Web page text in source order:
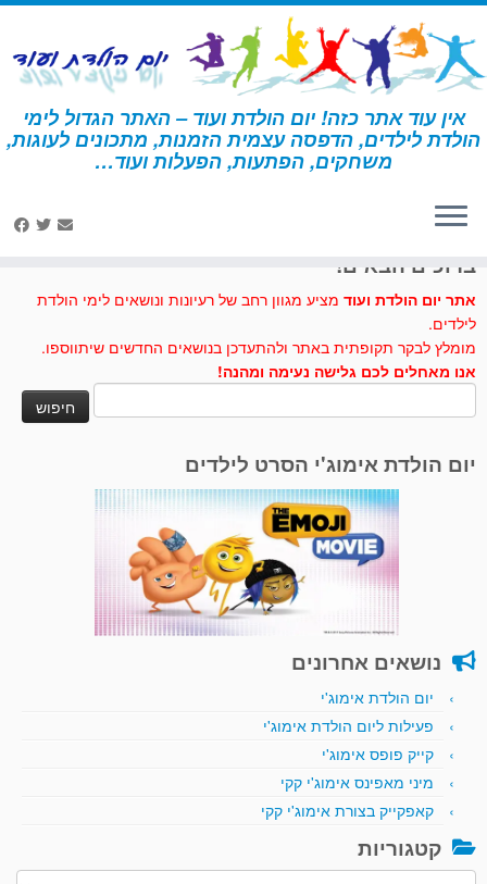
דלג
לתוכן
אין עוד אתר כזה! יום הולדת ועוד – האתר הגדול לימי
הולדת לילדים, הדפסה עצמית הזמנות, מתכונים לעוגות,
משחקים, הפתעות, הפעלות ועוד… דף הבית » תנאי שימוש באתר
ברוכים הבאים!
אתר יום הולדת ועוד מציע מגוון רחב של רעיונות ונושאים לימי הולדת
לילדים.
מומלץ לבקר תקופתית באתר ולהתעדכן בנושאים החדשים שיתווספו.
אנו מאחלים לכם גלישה נעימה ומהנה!
יום הולדת אימוג'י הסרט לילדים
נושאים אחרונים
יום הולדת אימוג'י
פעילות ליום הולדת אימוג'י
קייק פופס אימוג'י
מיני מאפינס אימוג'י קקי
קאפקייק בצורת אימוג'י קקי
קטגוריות